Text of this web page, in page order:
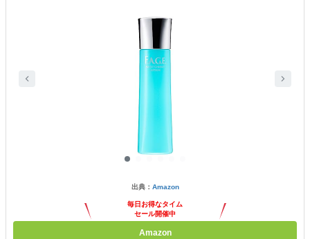
出典： Amazon
毎日お得なタイム
セール開催中
Amazon